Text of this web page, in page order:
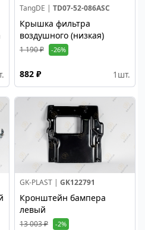
TangDE | TD07-52-086ASC
Крышка фильтра
воздушного (низкая)
1 190 ₽ -26%
882 ₽ 1 шт.
GK-PLAST | GK122791
Кронштейн бампера
левый
13 003 ₽ -2%